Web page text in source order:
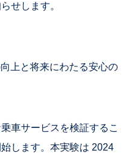
せします。
上と将来にわたる安心の
車サービスを検証するこ
します。本実験は 2024